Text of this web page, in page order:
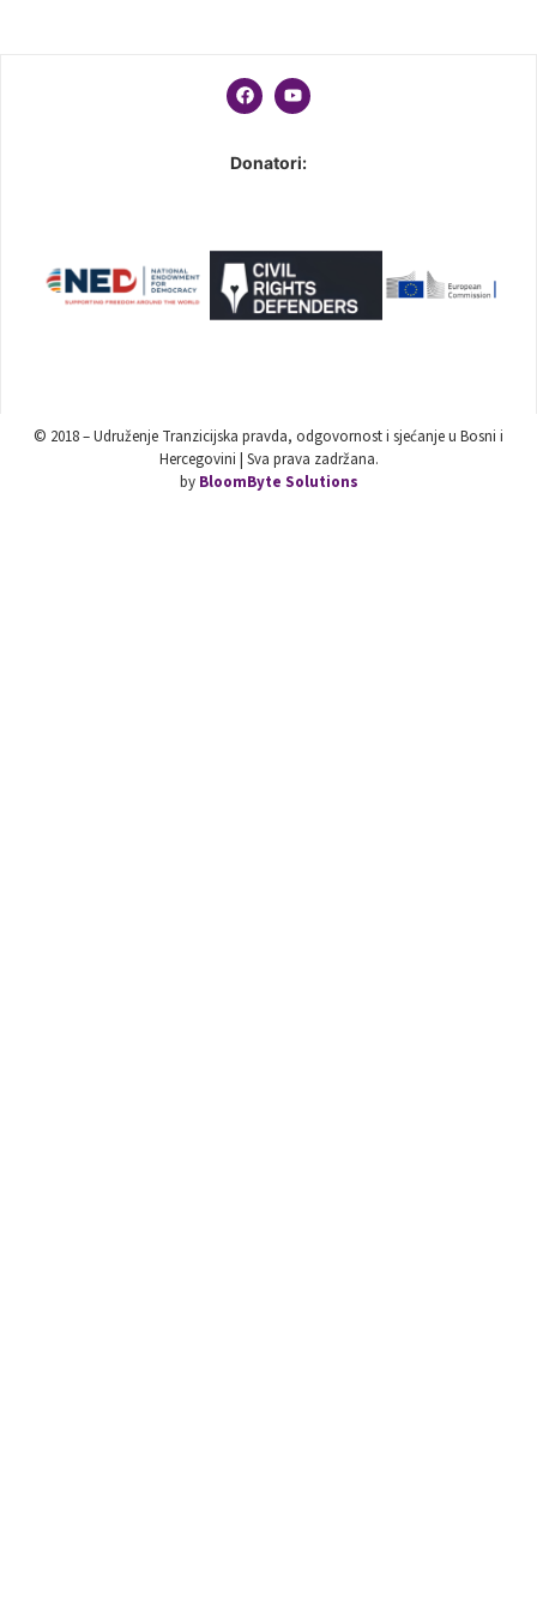
Donatori:
© 2018 – Udruženje Tranzicijska pravda, odgovornost i sjećanje u Bosni i
Hercegovini | Sva prava zadržana.
by BloomByte Solutions